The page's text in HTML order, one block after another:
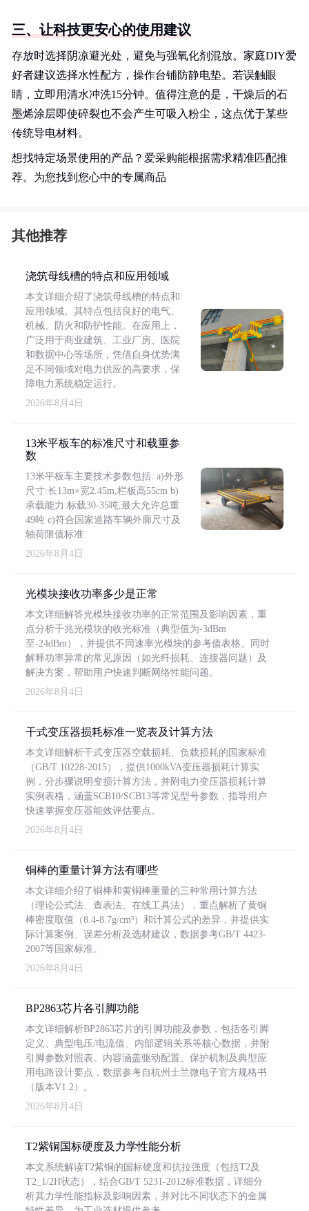
三、让科技更安心的使用建议
存放时选择阴凉避光处，避免与强氧化剂混放。家庭DIY爱
好者建议选择水性配方，操作台铺防静电垫。若误触眼
睛，立即用清水冲洗15分钟。值得注意的是，干燥后的石
墨烯涂层即使碎裂也不会产生可吸入粉尘，这点优于某些
传统导电材料。
想找特定场景使用的产品？爱采购能根据需求精准匹配推
荐。为您找到您心中的专属商品
其他推荐
浇筑母线槽的特点和应用领域
本文详细介绍了浇筑母线槽的特点和
应用领域。其特点包括良好的电气、
机械、防火和防护性能。在应用上，
广泛用于商业建筑、工业厂房、医院
和数据中心等场所，凭借自身优势满
足不同领域对电力供应的高要求，保
障电力系统稳定运行。
2026年8月4日
13米平板车的标准尺寸和载重参
数
13米平板车主要技术参数包括: a)外形
尺寸:长13m×宽2.45m,栏板高55cm b)
承载能力:标载30-35吨,最大允许总重
49吨 c)符合国家道路车辆外廓尺寸及
轴荷限值标准
2026年8月4日
光模块接收功率多少是正常
本文详细解答光模块接收功率的正常范围及影响因素，重
点分析千兆光模块的收光标准（典型值为-3dBm
至-24dBm），并提供不同速率光模块的参考值表格。同时
解释功率异常的常见原因（如光纤损耗、连接器问题）及
解决方案，帮助用户快速判断网络性能问题。
2026年8月4日
干式变压器损耗标准一览表及计算方法
本文详细解析干式变压器空载损耗、负载损耗的国家标准
（GB/T 10228-2015），提供1000kVA变压器损耗计算实
例，分步骤说明变损计算方法，并附电力变压器损耗计算
实例表格，涵盖SCB10/SCB13等常见型号参数，指导用户
快速掌握变压器能效评估要点。
2026年8月4日
铜棒的重量计算方法有哪些
本文详细介绍了铜棒和黄铜棒重量的三种常用计算方法
（理论公式法、查表法、在线工具法），重点解析了黄铜
棒密度取值（8.4-8.7g/cm³）和计算公式的差异，并提供实
际计算案例、误差分析及选材建议，数据参考GB/T 4423-
2007等国家标准。
2026年8月4日
BP2863芯片各引脚功能
本文详细解析BP2863芯片的引脚功能及参数，包括各引脚
定义、典型电压/电流值、内部逻辑关系等核心数据，并附
引脚参数对照表。内容涵盖驱动配置、保护机制及典型应
用电路设计要点，数据参考自杭州士兰微电子官方规格书
（版本V1.2）。
2026年8月4日
T2紫铜国标硬度及力学性能分析
本文系统解读T2紫铜的国标硬度和抗拉强度（包括T2及
T2_1/2H状态），结合GB/T 5231-2012标准数据，详细分
析其力学性能指标及影响因素，并对比不同状态下的金属